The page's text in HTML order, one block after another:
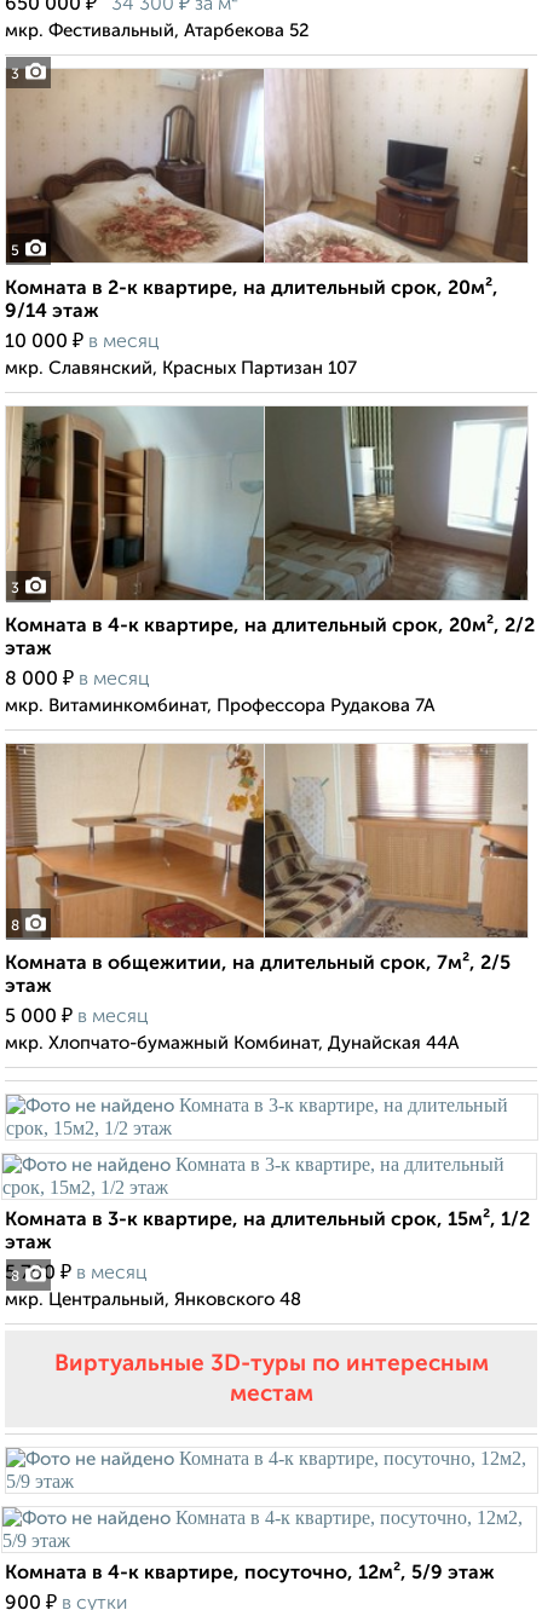
3
650 000
34 300 за м²
мкр. Фестивальный, Атарбекова 52
5
Комната в 2-к квартире, на длительный срок, 20м²,
9/14 этаж
10 000 ₽ в месяц
мкр. Славянский, Красных Партизан 107
3
Комната в 4-к квартире, на длительный срок, 20м², 2/2
этаж
8 000 ₽ в месяц
мкр. Витаминкомбинат, Профессора Рудакова 7А
8
Комната в общежитии, на длительный срок, 7м², 2/5
этаж
5 000 ₽ в месяц
мкр. Хлопчато-бумажный Комбинат, Дунайская 44А
8
Комната в 3-к квартире, на длительный срок, 15м², 1/2
этаж
5 700 ₽ в месяц
мкр. Центральный, Янковского 48
Виртуальные 3D-туры по интересным
местам
Комната в 4-к квартире, посуточно, 12м², 5/9 этаж
900 ₽ в сутки